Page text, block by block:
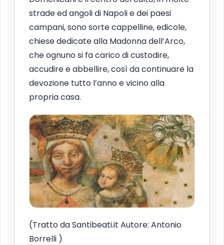
strade ed angoli di Napoli e dei paesi
campani, sono sorte cappelline, edicole,
chiese dedicate alla Madonna dell’Arco,
che ognuno si fa carico di custodire,
accudire e abbellire, così da continuare la
devozione tutto l’anno e vicino alla
propria casa.
(Tratto da Santibeati.it Autore: Antonio
Borrelli )